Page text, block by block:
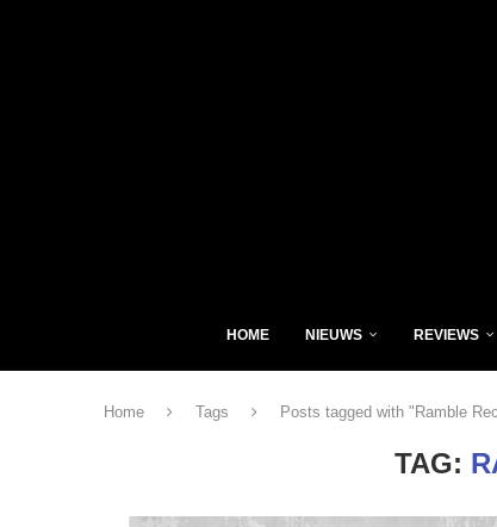
HOME NIEUWS REVIEWS
Home Tags Posts tagged with "Ramble
TAG: